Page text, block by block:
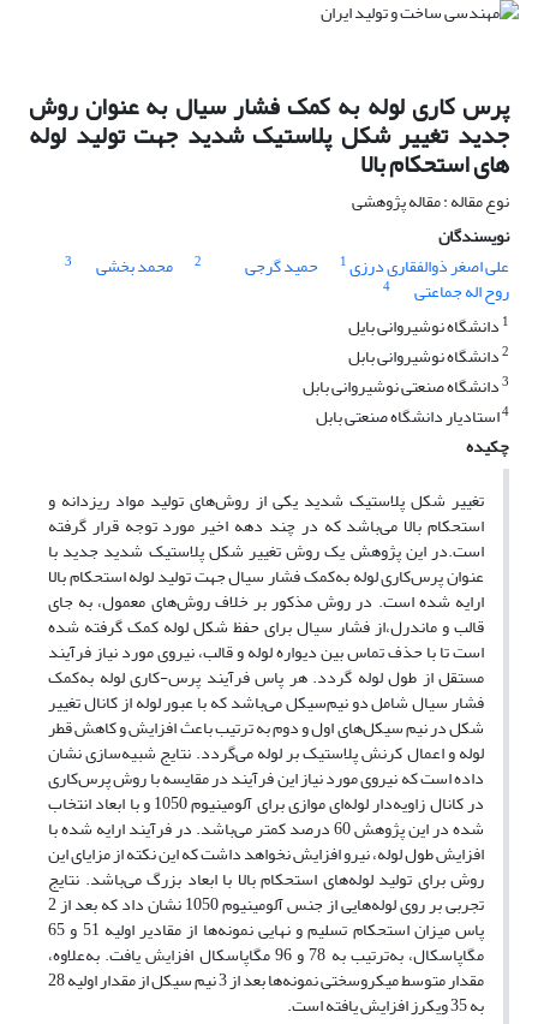
پرس کاری لوله به کمک فشار سیال به عنوان روش
جدید تغییر شکل پلاستیک شدید جهت تولید لوله
های استحکام بالا
نوع مقاله : مقاله پژوهشی
نویسندگان
علی اصغر ذوالفقاری درزی1 حمید گرجی 2 محمد بخشی 3
روح اله جماعتی
4
1 دانشگاه نوشیروانی بایل
2دانشگاه نوشیروانی بابل
3دانشگاه صنعتی نوشیروانی بابل
4استادیار دانشگاه صنعتی بابل
چکیده
تغییر شکل پلاستیک شدید یکی از روش‌های تولید مواد ریزدانه و
استحکام بالا می‌باشد که در چند دهه اخیر مورد توجه قرار گرفته
است.در این پژوهش یک روش تغییر شکل پلاستیک شدید جدید با
عنوان پرس‌کاری لوله به‌کمک فشار سیال جهت تولید لوله استحکام بالا
ارایه شده است. در روش مذکور بر خلاف روش‌های معمول، به جای
قالب و ماندرل،از فشار سیال برای حفظ شکل لوله کمک گرفته شده
است تا با حذف تماس بین دیواره لوله و قالب، نیروی مورد نیاز فرآیند
مستقل از طول لوله گردد. هر پاس فرآیند پرس-کاری لوله به‌کمک
فشار سیال شامل دو نیم‌سیکل می‌باشد که با عبور لوله از کانال تغییر
شکل در نیم سیکل‌های اول و دوم به ترتیب باعث افزایش و کاهش قطر
لوله و اعمال کرنش پلاستیک بر لوله می‌گردد. نتایج شبیه‌سازی نشان
داده است که نیروی مورد نیاز این فرآیند در مقایسه با روش پرس‌کاری
در کانال زاویه‌دار لوله‌ای موازی برای آلومینیوم 1050 و با ابعاد انتخاب
شده در این پژوهش 60 درصد کمتر می‌باشد. در فرآیند ارایه شده با
افزایش طول لوله، نیرو افزایش نخواهد داشت که این نکته از مزایای این
روش برای تولید لوله‌های استحکام بالا با ابعاد بزرگ می‌باشد. نتایج
تجربی بر روی لوله‌هایی از جنس آلومینیوم 1050 نشان داد که بعد از 2
پاس میزان استحکام تسلیم و نهایی نمونه‌ها از مقادیر اولیه 51 و 65
مگاپاسکال، به‌ترتیب به 78 و 96 مگاپاسکال افزایش یافت. به‌علاوه،
مقدار متوسط میکروسختی نمونه‌ها بعد از 3 نیم سیکل از مقدار اولیه 28
به 35 ویکرز افزایش یافته است.